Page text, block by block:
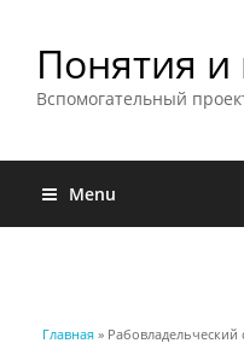
Понятия и
Вспомогательный
Menu
Вы здесь
Главная » Рабовладельческий